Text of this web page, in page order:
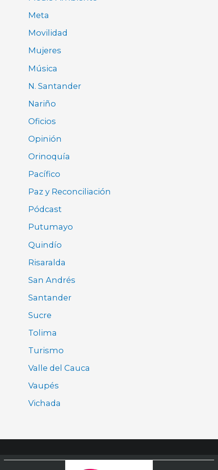
Meta
Movilidad
Mujeres
Música
N. Santander
Nariño
Oficios
Opinión
Orinoquía
Pacífico
Paz y Reconciliación
Pódcast
Putumayo
Quindío
Risaralda
San Andrés
Santander
Sucre
Tolima
Turismo
Valle del Cauca
Vaupés
Vichada